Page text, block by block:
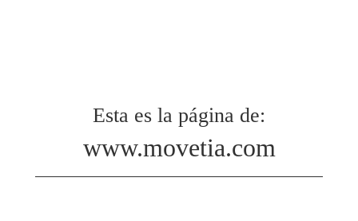
Esta es la página de:
www.movetia.com